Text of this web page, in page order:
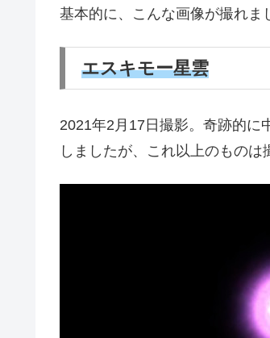
基本的に、こんな画像が撮れま
エスキモー星雲
2021年2月17日撮影。奇跡的に
しましたが、これ以上のものは